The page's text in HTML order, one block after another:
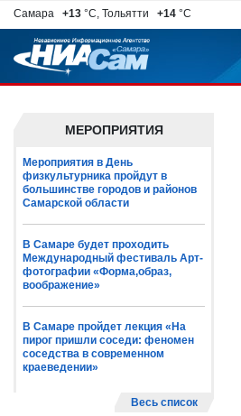
Самара +13 °C, Тольятти +14 °C
МЕРОПРИЯТИЯ
Мероприятия в День
физкультурника пройдут в
большинстве городов и районов
Самарской области
В Самаре будет проходить
Международный фестиваль Арт-
фотографии «Форма,образ,
воображение»
В Самаре пройдет лекция «На
пирог пришли соседи: феномен
соседства в современном
краеведении»
Весь список